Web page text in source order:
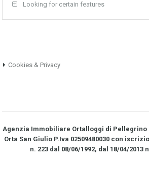
Looking for certain features
Cookies & Privacy
Agenzia Immobiliare Ortalloggi di Pellegrino
Orta San Giulio P.Iva 02509480030 con
n. 223 dal 08/06/1992, dal 18/04/2013